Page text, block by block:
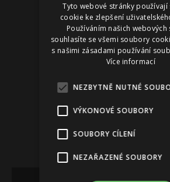
Tyto webové stránky
cookie ke zlepšení
Používáním našich webových
souhlasíte se všemi soubory
s našimi zásadami používání
Více informací
NEZBYTNĚ NUTNÉ
VÝKONOVÉ SOUBORY
SOUBORY CÍLENÍ
NEZAŘAZENÉ SOUBORY